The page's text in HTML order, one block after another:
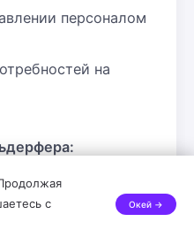
персоналом
на
со стороны
с
Окей →